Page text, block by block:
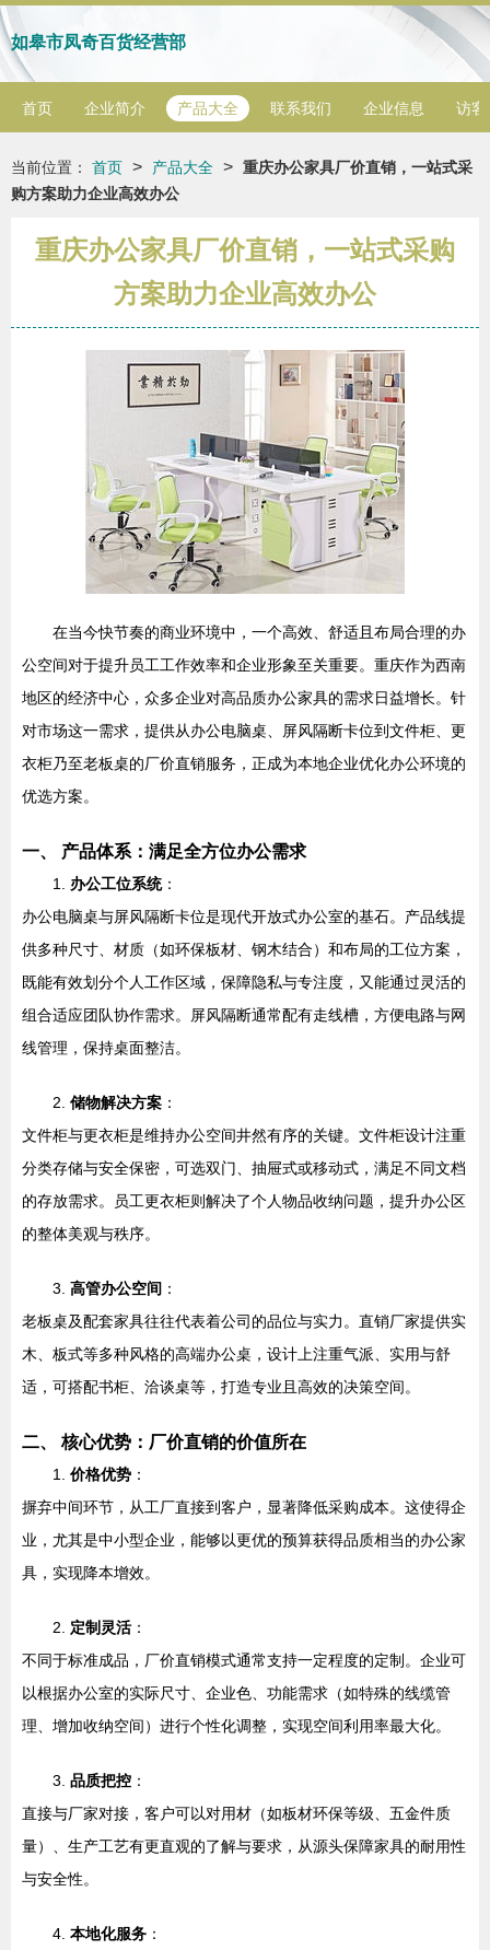
如皋市凤奇百货经营部
首页 企业简介 产品大全 联系我们 企业信息 访客
当前位置： 首页 > 产品大全 > 重庆办公家具厂价直销，一站式采
购方案助力企业高效办公
重庆办公家具厂价直销，一站式采购
方案助力企业高效办公
在当今快节奏的商业环境中，一个高效、舒适且布局合理的办
公空间对于提升员工工作效率和企业形象至关重要。重庆作为西南
地区的经济中心，众多企业对高品质办公家具的需求日益增长。针
对市场这一需求，提供从办公电脑桌、屏风隔断卡位到文件柜、更
衣柜乃至老板桌的厂价直销服务，正成为本地企业优化办公环境的
优选方案。
一、 产品体系：满足全方位办公需求
1. 办公工位系统：
办公电脑桌与屏风隔断卡位是现代开放式办公室的基石。产品线提
供多种尺寸、材质（如环保板材、钢木结合）和布局的工位方案，
既能有效划分个人工作区域，保障隐私与专注度，又能通过灵活的
组合适应团队协作需求。屏风隔断通常配有走线槽，方便电路与网
线管理，保持桌面整洁。
2. 储物解决方案 ：
文件柜与更衣柜是维持办公空间井然有序的关键。文件柜设计注重
分类存储与安全保密，可选双门、抽屉式或移动式，满足不同文档
的存放需求。员工更衣柜则解决了个人物品收纳问题，提升办公区
的整体美观与秩序。
3. 高管办公空间 ：
老板桌及配套家具往往代表着公司的品位与实力。直销厂家提供实
木、板式等多种风格的高端办公桌，设计上注重气派、实用与舒
适，可搭配书柜、洽谈桌等，打造专业且高效的决策空间。
二、 核心优势：厂价直销的价值所在
1. 价格优势 ：
摒弃中间环节，从工厂直接到客户，显著降低采购成本。这使得企
业，尤其是中小型企业，能够以更优的预算获得品质相当的办公家
具，实现降本增效。
2. 定制灵活 ：
不同于标准成品，厂价直销模式通常支持一定程度的定制。企业可
以根据办公室的实际尺寸、企业色、功能需求（如特殊的线缆管
理、增加收纳空间）进行个性化调整，实现空间利用率最大化。
3. 品质把控 ：
直接与厂家对接，客户可以对用材（如板材环保等级、五金件质
量）、生产工艺有更直观的了解与要求，从源头保障家具的耐用性
与安全性。
4. 本地化服务 ：